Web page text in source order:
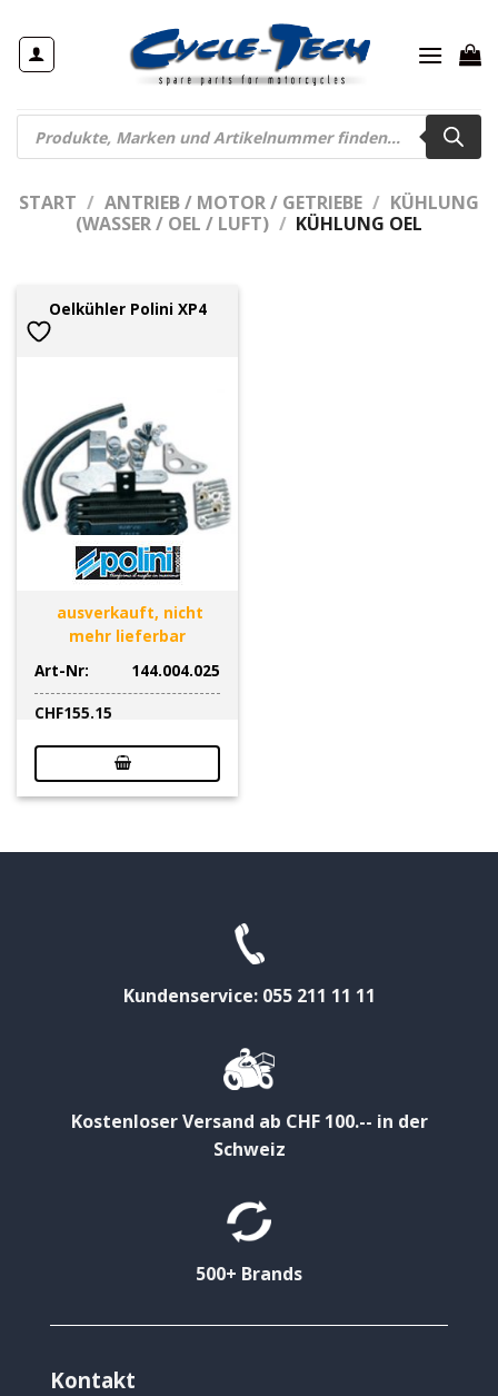
Inhalt
springen
Products
search
START / ANTRIEB / MOTOR / GETRIEBE / KÜHLUNG
(WASSER / OEL / LUFT) / KÜHLUNG OEL
Oelkühler Polini XP4
ausverkauft, nicht
mehr lieferbar
Art-Nr:
144.004.025
CHF155.15
Kundenservice: 055 211 11 11
Kostenloser Versand ab CHF 100.-- in der
Schweiz
500+ Brands
Kontakt